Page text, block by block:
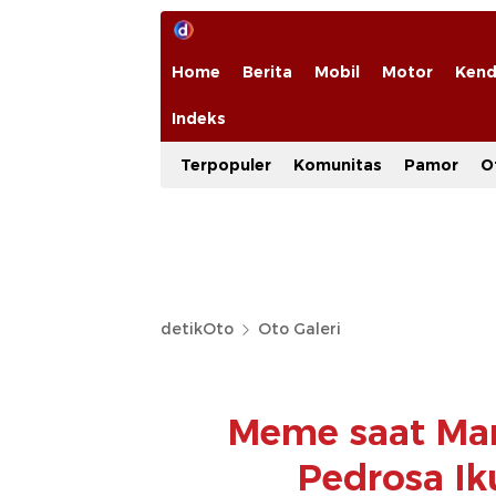
Home Berita Mobil Motor
Indeks
Terpopuler Komunitas Pamor
detikOto Oto Galeri
Meme saat
Pedrosa